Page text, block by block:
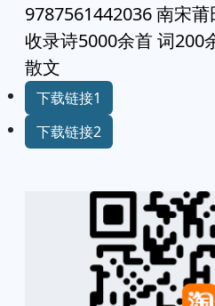
9787561442036 南宋
收录诗5000余首 词200
散文
下载链接1
下载链接2